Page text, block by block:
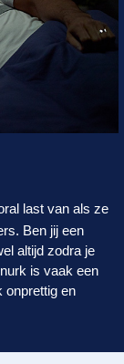
last van als ze
Ben jij een
altijd zodra je
is vaak een
onprettig en